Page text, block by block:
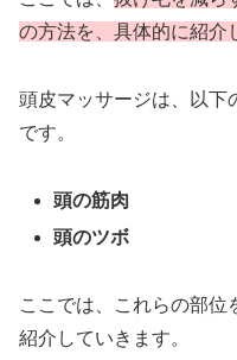
の方法を、具体的に紹介
頭皮マッサージは、以下
です。
頭の筋肉
頭のツボ
ここでは、これらの部位
紹介していきます。